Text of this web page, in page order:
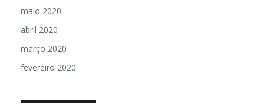
maio 2020
abril 2020
março 2020
fevereiro 2020